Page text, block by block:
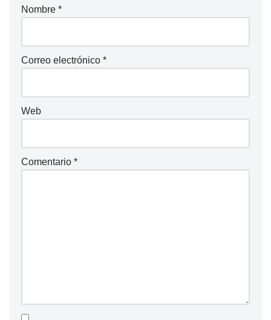
Nombre *
Correo electrónico *
Web
Comentario *